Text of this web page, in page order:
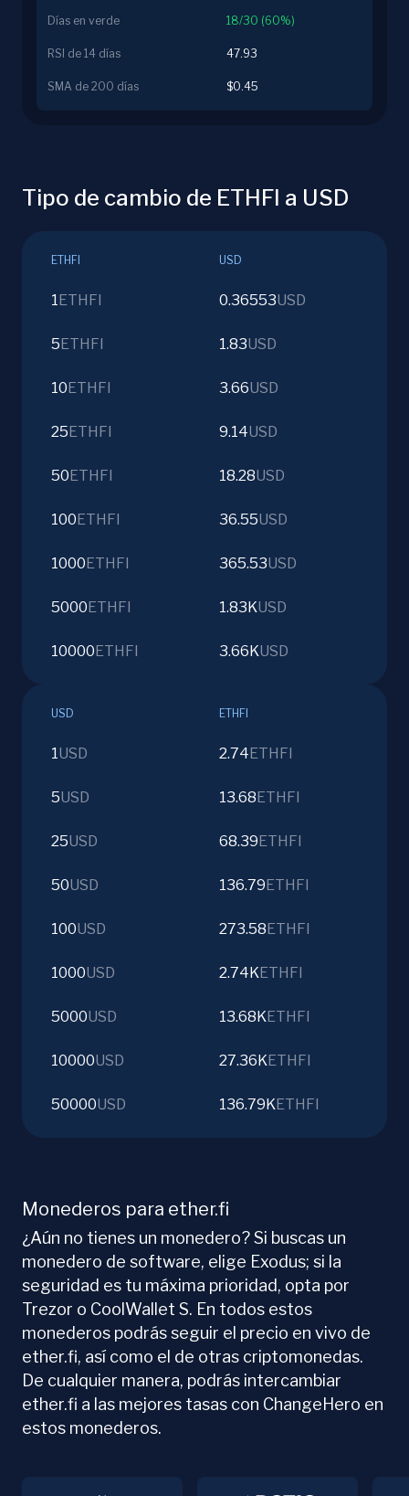
Días en verde 18/30 (60%)
RSI de 14 días 47.93
SMA de 200 días $0.45
Tipo de cambio de ETHFI a USD
ETHFI USD
1 ETHFI 0.36553USD
5 ETHFI 1.83USD
10 ETHFI 3.66USD
25 ETHFI 9.14USD
50 ETHFI 18.28USD
100 ETHFI 36.55USD
1000 ETHFI 365.53USD
5000 ETHFI 1.83KUSD
10000 ETHFI 3.66KUSD
USD ETHFI
1USD 2.74 ETHFI
5USD 13.68 ETHFI
25USD 68.39 ETHFI
50USD 136.79 ETHFI
100USD 273.58 ETHFI
1000USD 2.74KETHFI
5000USD 13.68KETHFI
10000USD 27.36KETHFI
50000USD 136.79KETHFI
Monederos para ether.fi
¿Aún no tienes un monedero? Si buscas un
monedero de software, elige Exodus; si la
seguridad es tu máxima prioridad, opta por
Trezor o CoolWallet S. En todos estos
monederos podrás seguir el precio en vivo de
ether.fi, así como el de otras criptomonedas.
De cualquier manera, podrás intercambiar
ether.fi a las mejores tasas con ChangeHero en
estos monederos.